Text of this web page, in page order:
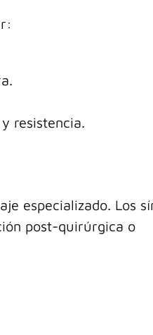
resistencia.
especializado. Los
post-quirúrgica o